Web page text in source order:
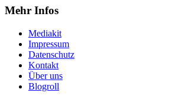
Mehr Infos
Mediakit
Impressum
Datenschutz
Kontakt
Über uns
Blogroll